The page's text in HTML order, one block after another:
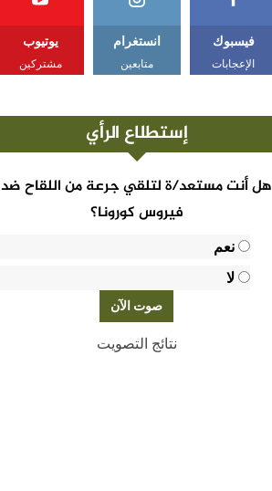
فيسبوك
الإعجابات
انستغرام
متابعين
يوتيوب
مشتركين
إستطلاع الرأي
هل أنت مستعد/ة لتلقي جرعة من اللقاح ضد
فيروس كورونا؟
نعم
لا
نتائج التصويت